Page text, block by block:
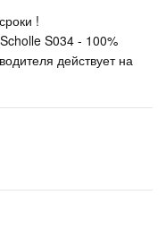
!
S034 - 100%
действует на